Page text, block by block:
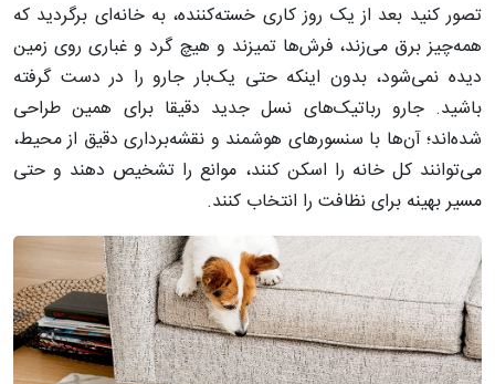
تصور کنید بعد از یک روز کاری خسته‌کننده، به خانه‌ای برگردید که
همه‌چیز برق می‌زند، فرش‌ها تمیزند و هیچ گرد و غباری روی زمین
دیده نمی‌شود، بدون اینکه حتی یک‌بار جارو را در دست گرفته
باشید. جارو رباتیک‌های نسل جدید دقیقا برای همین طراحی
شده‌اند؛ آن‌ها با سنسورهای هوشمند و نقشه‌برداری دقیق از محیط،
می‌توانند کل خانه را اسکن کنند، موانع را تشخیص دهند و حتی
مسیر بهینه برای نظافت را انتخاب کنند.